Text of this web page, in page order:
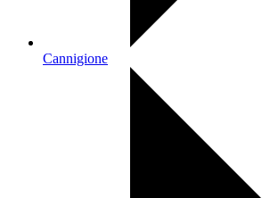
Cannigione